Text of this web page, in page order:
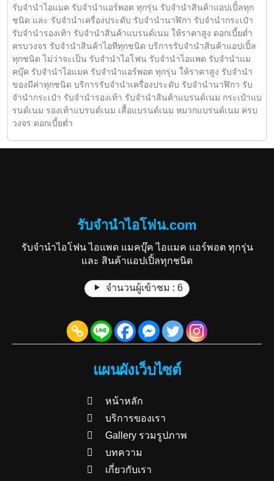
รับจำนำไอแมค รับจำนำแอร์พอต ทุกรุ่น รับจำนำสินค้าแอปเปิ้ลทุก
ชนิด และ รับจำนำเครื่องประดับ รับจำนำนาฬิกา รับจำนำกระเป๋า
รับจำนำรองเท้า รับจำนำสินค้าแบรนด์เนม ให้ราคาสูง ดอกเบี้ยต่ำ
ครบวงจร รับจำนำสินค้าไอทีทุกชนิด บริการรับจำนำสินค้าแอปเปิ้ล
ทุกชนิด ไม่ว่าจะเป็น รับจำนำไอโฟน รับจำนำไอแพด รับจำนำแม
คบุ๊ค รับจำนำไอแมค รับจำนำแอร์พอต ทุกรุ่น ให้ราคาสูง รับจำนำ
ของมีค่าทุกชนิด บริการรับจำนำเครื่องประดับ รับจำนำนาฬิกา รับ
จำนำกระเป๋า รับจำนำรองเท้า รับจำนำสินค้าแบรนด์เนม กระเป๋าแบ
รนด์เนม รองเท้าแบรนด์เนม เสื้อแบรนด์เนม หมวกแบรนด์เนม ครบ
วงจร ดอกเบี้ยต่ำ
รับจำนำไอโฟน.com
รับจำนำไอโฟน ไอแพด แมคบุ๊ค ไอแมค แอร์พอต ทุกรุ่น
และ สินค้าแอปเปิ้ลทุกชนิด
จำนวนผู้เข้าชม : 6
แผนผังเว็บไซต์
หน้าหลัก
บริการของเรา
Gallery รวมรูปภาพ
บทความ
เกี่ยวกับเรา